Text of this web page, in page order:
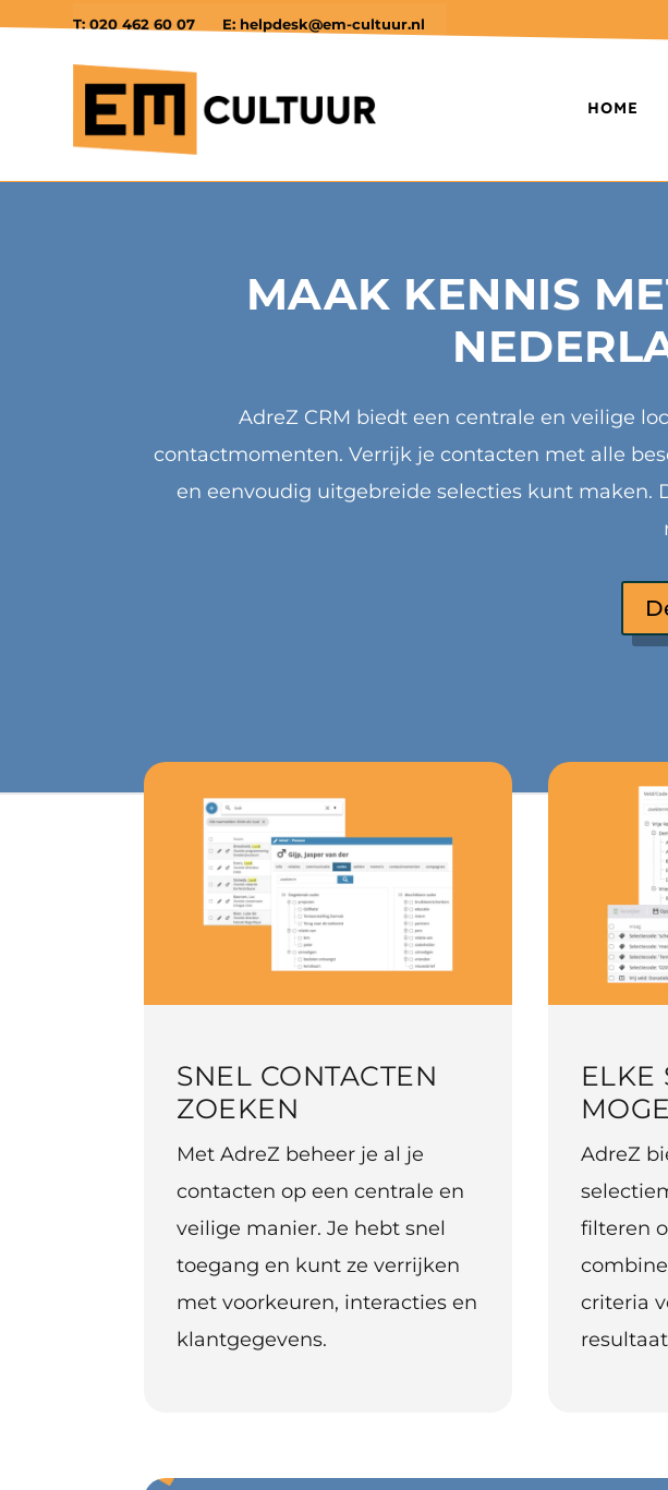
T: 020 462 60 07 E: helpdesk@em-cultuur.nl
HOME
MAAK KENNIS
AdreZ CRM biedt een centrale en veilige
contactmomenten. Verrijk je contacten met alle
en eenvoudig uitgebreide selecties kunt maken.
SNEL CONTACTEN
ZOEKEN
Met AdreZ beheer je al je
contacten op een centrale en
veilige manier. Je hebt snel
toegang en kunt ze verrijken
met voorkeuren, interacties en
klantgegevens.
ELKE
AdreZ
filteren
criteria